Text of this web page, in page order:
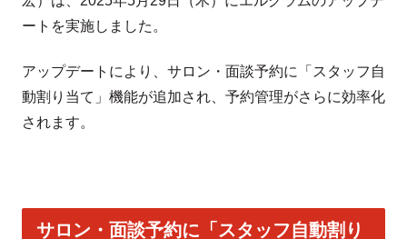
ートを実施しました。
アップデートにより、サロン・面談予約に「スタッフ自
動割り当て」機能が追加され、予約管理がさらに効率化
されます。
サロン・面談予約に「スタッフ自動割り